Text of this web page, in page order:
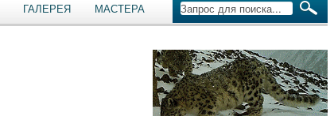
ГАЛЕРЕЯ МАСТЕРА